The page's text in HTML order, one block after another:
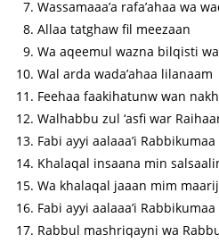
Wassamaaa’a rafa’ahaa wa
Allaa tatghaw fil meezaan
Wa aqeemul wazna bilqisti
Wal arda wada’ahaa lilanaam
Feehaa faakihatunw wan
Walhabbu zul ‘asfi war
Fabi ayyi aalaaa’i
Khalaqal insaana min
Wa khalaqal jaaan mim
Fabi ayyi aalaaa’i
Rabbul mashriqayni wa